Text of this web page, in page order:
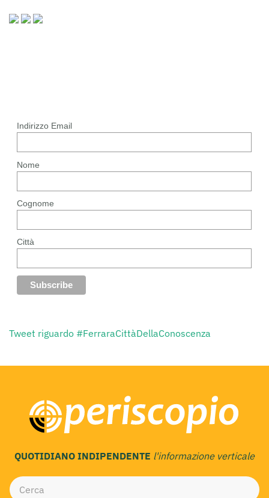
Indirizzo Email
Nome
Cognome
Città
Tweet riguardo #FerraraCittàDellaConoscenza
QUOTIDIANO INDIPENDENTE l'informazione verticale